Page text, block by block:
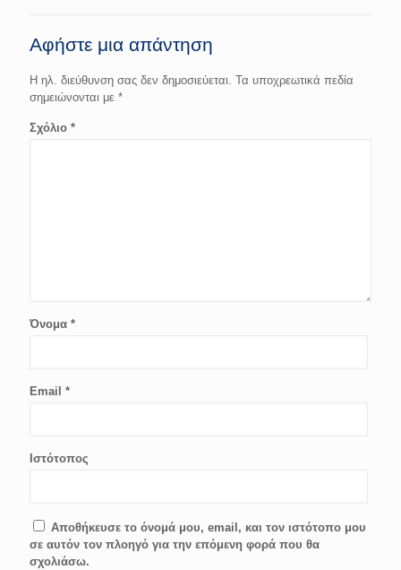
Αφήστε μια απάντηση
Η ηλ. διεύθυνση σας δεν δημοσιεύεται. Τα υποχρεωτικά πεδία
σημειώνονται με *
Σχόλιο *
Όνομα *
Email *
Ιστότοπος
Αποθήκευσε το όνομά μου, email, και τον ιστότοπο μου
σε αυτόν τον πλοηγό για την επόμενη φορά που θα
σχολιάσω.